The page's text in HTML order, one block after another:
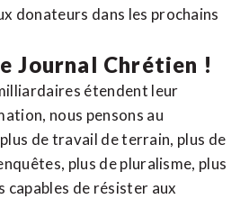
donateurs dans les prochains
Journal Chrétien !
étendent leur
nous pensons au
de travail de terrain, plus de
plus de pluralisme, plus
capables de résister aux